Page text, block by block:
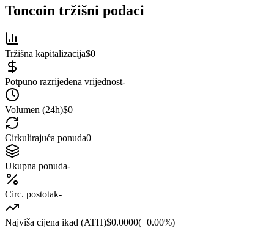
Toncoin tržišni podaci
Tržišna kapitalizacija$0
Potpuno razrijeđena vrijednost-
Volumen (24h)$0
Cirkulirajuća ponuda0
Ukupna ponuda-
Circ. postotak-
Najviša cijena ikad (ATH)$0.0000(+0.00%)